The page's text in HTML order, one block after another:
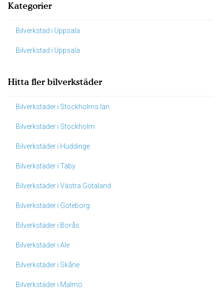
Kategorier
Bilverkstad i Uppsala
Bilverkstad i Uppsala
Hitta fler bilverkstäder
Bilverkstäder i Stockholms län
Bilverkstäder i Stockholm
Bilverkstäder i Huddinge
Bilverkstäder i Täby
Bilverkstäder i Västra Götaland
Bilverkstäder i Göteborg
Bilverkstäder i Borås
Bilverkstäder i Ale
Bilverkstäder i Skåne
Bilverkstäder i Malmö